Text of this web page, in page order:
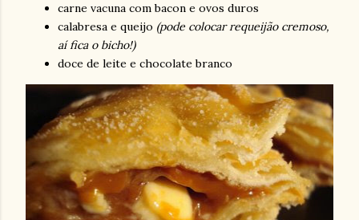
carne vacuna combacon e ovos duros
calabresa e queijo (pode colocar requeijão cremoso,
aí fica o bicho!)
doce de leite e chocolate branco